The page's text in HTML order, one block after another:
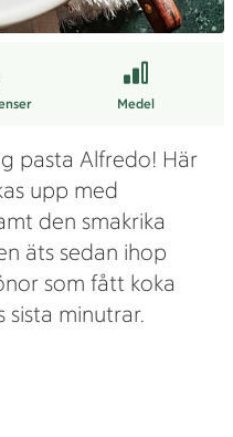
Medel
pasta Alfredo! Här
upp med
den smakrika
äts sedan ihop
som fått koka
sista minutrar.